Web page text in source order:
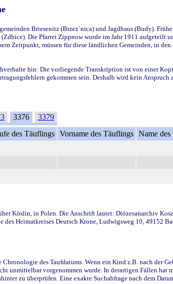
Briesenitz (Brzez`nica) und Jagdhaus (Budy).
Die Pfarrei Zippnow wurde im Jahr 1911 aufgeteilt
Zeitpunkt, müssen für diese ländlichen Gemeinden, in
hin: Die vorliegende Transkription ist von einer
gekommen sein. Deshalb wird kein Anspruch
3376
3379
des Täuflings Vorname des Täuflings Name des
Köslin, in Polen. Die Anschrift lautet: Diözesanarchiv
Heimatkreises Deutsch Krone, Ludwigsweg 10, 49152
des Taufdatums. Wenn ein Kind z.B. nach der
unmittelbar vorgenommen wurde. In derartigen Fällen hat
zu überprüfen. Eine exakte Suchabfrage nach dem